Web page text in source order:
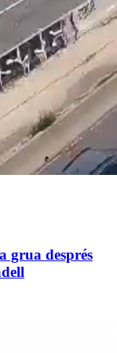
grua després